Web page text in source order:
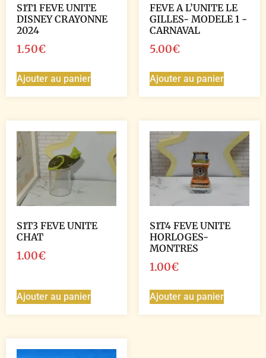
S1T1 FEVE UNITE
DISNEY CRAYONNE
2024
1.50€
Ajouter au panier
FEVE A L’UNITE LE
GILLES- MODELE 1 -
CARNAVAL
5.00€
Ajouter au panier
S1T3 FEVE UNITE
CHAT
1.00€
Ajouter au panier
S1T4 FEVE UNITE
HORLOGES-
MONTRES
1.00€
Ajouter au panier